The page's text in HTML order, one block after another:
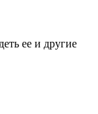
ее и другие